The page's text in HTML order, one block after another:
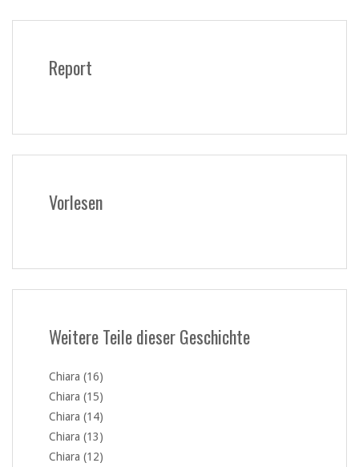
Report
Vorlesen
Weitere Teile dieser Geschichte
Chiara (16)
Chiara (15)
Chiara (14)
Chiara (13)
Chiara (12)